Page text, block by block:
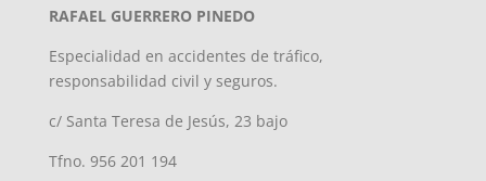
RAFAEL GUERRERO PINEDO
Especialidad en accidentes de tráfico,
responsabilidad civil y seguros.
c/ Santa Teresa de Jesús, 23 bajo
Tfno. 956 201 194